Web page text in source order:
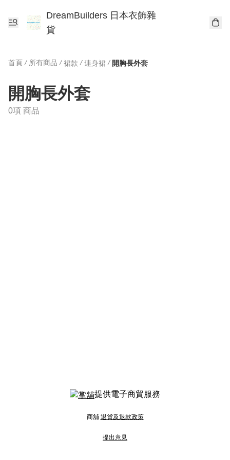
DreamBuilders 日本衣飾雜
貨
首頁 / 所有商品 / 裙款 / 連身裙 / 開胸長外套
開胸長外套
0項 商品
提供電子商貿服務
商舖 退貨及退款政策
提出意見